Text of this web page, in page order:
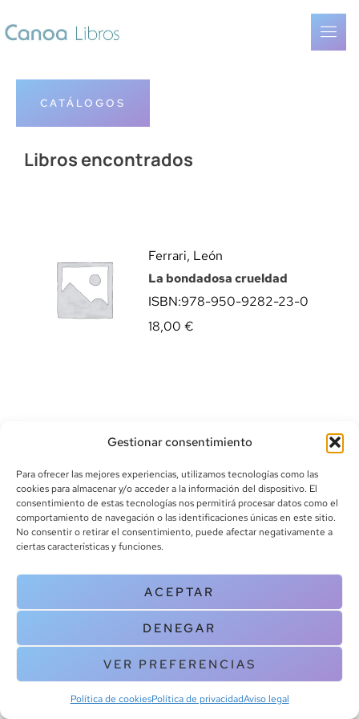
Gestionar consentimiento
Para ofrecer las mejores experiencias, utilizamos tecnologías como las
cookies para almacenar y/o acceder a la información del dispositivo. El
consentimiento de estas tecnologías nos permitirá procesar datos como el
comportamiento de navegación o las identificaciones únicas en este sitio.
No consentir o retirar el consentimiento, puede afectar negativamente a
ciertas características y funciones.
ACEPTAR
DENEGAR
VER PREFERENCIAS
Política de cookiesPolítica de privacidadAviso legal
CATÁLOGOS
Libros encontrados
Ferrari, León
La bondadosa crueldad
ISBN:978-950-9282-23-0
18,00 €
info@canoalibros.com
pedidos@canoalibros.com
+34 934 242 391
CONTACTO
Copyright © 2025 Canoa Libros. All Rights Reserved |
cookies
| Aviso legal